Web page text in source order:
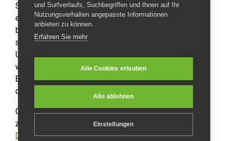
Soweit die Inhalte auf dieser Seite nicht vom Betreiber
erstellt wurden, werden die Urheberrechte Dritter
beachtet. Insbesondere werden Inhalte Dritter als
solche gekennzeichnet. Sollten Sie trotzdem auf eine
Urheberrechtsverletzung aufmerksam werden, bitten
wir um einen entsprechenden Hinweis. Bei
Bekanntwerden von Rechtsverletzungen werden wir
derartige Inhalte umgehend entfernen.
Quellenangaben:Disclaimervon eRecht24, dem Portal
zum Internetrecht von Rechtsanwalt Sören Siebert,
Datenschutzerklärung Google Analytics
und Surfverlaufs, Suchbegriffen und Ihnen auf Ihr
Nutzungsverhalten angepasste Informationen
anbieten zu können.
Erfahren Sie mehr
Alle Cookies erlauben
Alle ablehnen
Einstellungen